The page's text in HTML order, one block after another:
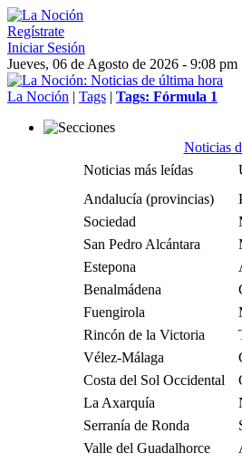
Regístrate
Iniciar Sesión
Jueves, 06 de Agosto de 2026 - 9:08 pm
La Noción | Tags | Tags: Fórmula 1
Noticias
Noticias más leídas
Andalucía (provincias)
Sociedad
San Pedro Alcántara
Estepona
Benalmádena
Fuengirola
Rincón de la Victoria
Vélez-Málaga
Costa del Sol Occidental
La Axarquía
Serranía de Ronda
Valle del Guadalhorce